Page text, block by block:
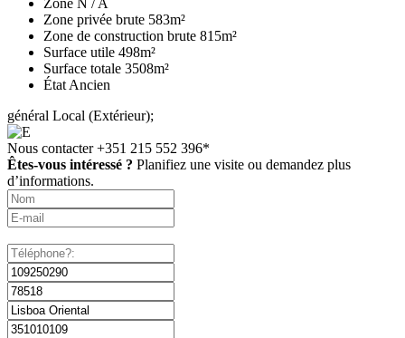
Zone N / A
Zone privée brute 583m²
Zone de construction brute 815m²
Surface utile 498m²
Surface totale 3508m²
État Ancien
général Local (Extérieur);
Nous contacter +351 215 552 396*
Êtes-vous intéressé ? Planifiez une visite ou demandez plus
d’informations.